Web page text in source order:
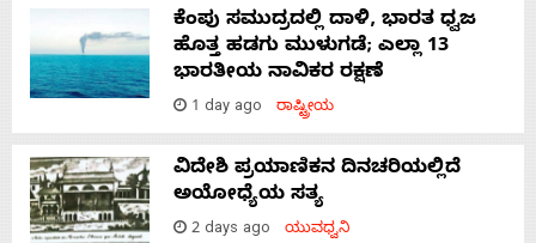
ಕೆಂಪು ಸಮುದ್ರದಲ್ಲಿ ದಾಳಿ, ಭಾರತ ಧ್ವಜ
ಹೊತ್ತ ಹಡಗು ಮುಳುಗಡೆ; ಎಲ್ಲಾ 13
ಭಾರತೀಯ ನಾವಿಕರ ರಕ್ಷಣೆ
1 day ago ರಾಷ್ಟ್ರೀಯ
ವಿದೇಶಿ ಪ್ರಯಾಣಿಕನ ದಿನಚರಿಯಲ್ಲಿದೆ
ಅಯೋಧ್ಯೆಯ ಸತ್ಯ
2 days ago ಯುವಧ್ವನಿ